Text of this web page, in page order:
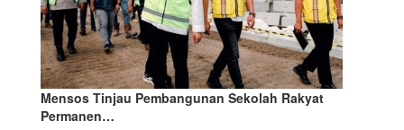
Mensos Tinjau Pembangunan Sekolah Rakyat
Permanen…